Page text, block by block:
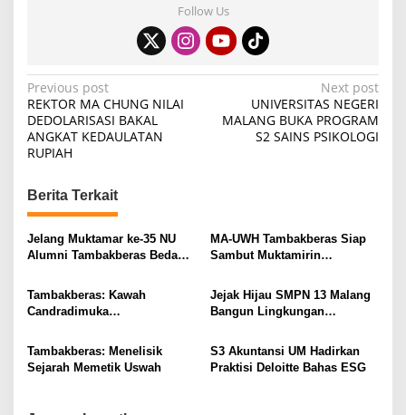
Follow Us
P
o
s
n
a
v
g
a
t
i
Previous post
REKTOR MA CHUNG NILAI
DEDOLARISASI BAKAL
ANGKAT KEDAULATAN
RUPIAH
Next post
UNIVERSITAS NEGERI
MALANG BUKA PROGRAM
S2 SAINS PSIKOLOGI
Berita Terkait
Jelang Muktamar ke-35 NU
Alumni Tambakberas Bedah
MA-UWH Tambakberas Siap
Sambut Muktamirin
Tambakberas: Kawah
Candradimuka
Ulama
Jejak Hijau SMPN 13 Malang
Bangun Lingkungan
Tambakberas: Menelisik
Sejarah Memetik Uswah
S3 Akuntansi UM Hadirkan
Praktisi Deloitte Bahas ESG